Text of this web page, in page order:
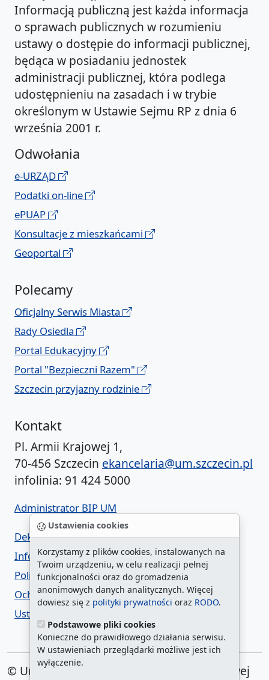
Ustawienia cookies
Korzystamy z plików cookies, instalowanych na
Twoim urządzeniu, w celu realizacji pełnej
funkcjonalności oraz do gromadzenia
anonimowych danych analitycznych. Więcej
dowiesz się z polityki prywatności oraz RODO.
Podstawowe pliki cookies
Konieczne do prawidłowego działania serwisu.
W ustawieniach przeglądarki możliwe jest ich
wyłączenie.
Informacją publiczną jest każda informacja
o sprawach publicznych w rozumieniu
ustawy o dostępie do informacji publicznej,
będąca w posiadaniu jednostek
administracji publicznej, która podlega
udostępnieniu na zasadach i w trybie
określonym w Ustawie Sejmu RP z dnia 6
września 2001 r.
Odwołania
e-URZĄD
Podatki on-line
ePUAP
Konsultacje z mieszkańcami
Geoportal
Polecamy
Oficjalny Serwis Miasta
Rady Osiedla
Portal Edukacyjny
Portal "Bezpieczni Razem"
Szczecin przyjazny rodzinie
Kontakt
Pl. Armii Krajowej 1,
70-456 Szczecin ekancelaria@um.szczecin.pl
infolinia: 91 424 5000
Administrator BIP UM
Deklaracja dostępności
Informacja o urzędzie w ETR
Polityka prywatności
Ochrona danych osobowych
Ustawienia cookies
© Urząd Miasta Szczecin. Plac Armii Krajowej